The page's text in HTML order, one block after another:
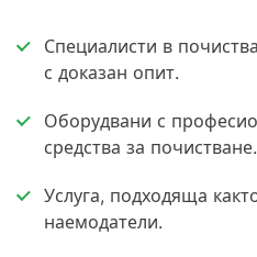
Специалисти в
с доказан опит.
Оборудвани с
средства за почистване.
Услуга, подходяща
наемодатели.